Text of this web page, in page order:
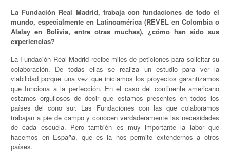
La Fundación Real Madrid, trabaja con fundaciones de todo el
mundo, especialmente en Latinoamérica (REVEL en Colombia o
Alalay en Bolivia, entre otras muchas), ¿cómo han sido sus
experiencias?
La Fundación Real Madrid recibe miles de peticiones para solicitar su
colaboración. De todas ellas se realiza un estudio para ver la
viabilidad porque una vez que iniciamos los proyectos garantizamos
que funciona a la perfección. En el caso del continente americano
estamos orgullosos de decir que estamos presentes en todos los
países del cono sur. Las Fundaciones con las que colaboramos
trabajan a pie de campo y conocen verdaderamente las necesidades
de cada escuela. Pero también es muy importante la labor que
hacemos en España, que es la nos permite extendernos a otros
países.